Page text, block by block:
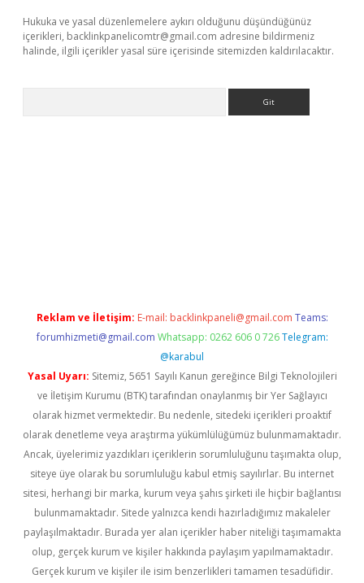
Hukuka ve yasal düzenlemelere aykırı olduğunu düşündüğünüz
içerikleri, backlinkpanelicomtr@gmail.com adresine bildirmeniz
halinde, ilgili içerikler yasal süre içerisinde sitemizden kaldırılacaktır.
Reklam ve İletişim: E-mail: backlinkpaneli@gmail.com Teams:
forumhizmeti@gmail.com Whatsapp: 0262 606 0 726 Telegram:
@karabul
Yasal Uyarı: Sitemiz, 5651 Sayılı Kanun gereğince Bilgi Teknolojileri
ve İletişim Kurumu (BTK) tarafından onaylanmış bir Yer Sağlayıcı
olarak hizmet vermektedir. Bu nedenle, sitedeki içerikleri proaktif
olarak denetleme veya araştırma yükümlülüğümüz bulunmamaktadır.
Ancak, üyelerimiz yazdıkları içeriklerin sorumluluğunu taşımakta olup,
siteye üye olarak bu sorumluluğu kabul etmiş sayılırlar. Bu internet
sitesi, herhangi bir marka, kurum veya şahıs şirketi ile hiçbir bağlantısı
bulunmamaktadır. Sitede yalnızca kendi hazırladığımız makaleler
paylaşılmaktadır. Burada yer alan içerikler haber niteliği taşımamakta
olup, gerçek kurum ve kişiler hakkında paylaşım yapılmamaktadır.
Gerçek kurum ve kişiler ile isim benzerlikleri tamamen tesadüfidir.